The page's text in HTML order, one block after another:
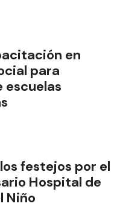
en
para
escuelas
festejos por el
Hospital de
Niño